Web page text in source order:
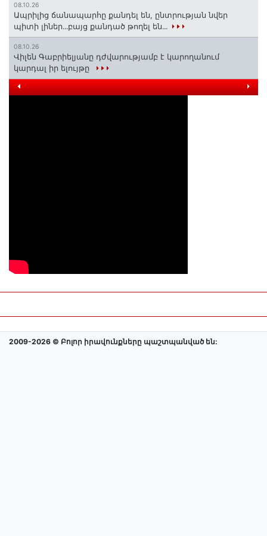
08.10.26
Ապրիլից ճանապարհը քանդել են, ընտրության նվեր
պիտի լիներ․․․բայց քանդած թողել են․․․​​​​​​​
08.10.26
Վիլեն Գաբրիելյանը դժվարությամբ է կարողանում
կարդալ իր ելույթը
2009-2026 © Բոլոր իրավունքները պաշտպանված են: